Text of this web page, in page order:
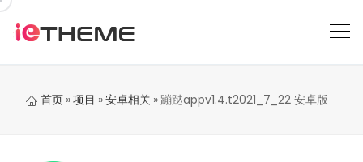
跳
首页 »项目 »安卓相关 »蹦跶appv1.4.t2021_7_22 安卓版